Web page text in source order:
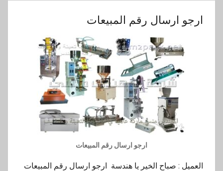
ارجو ارسال رقم المبيعات
ارجو ارسال رقم المبيعات
العميل : صباح الخير يا هندسة ارجو ارسال رقم المبيعات